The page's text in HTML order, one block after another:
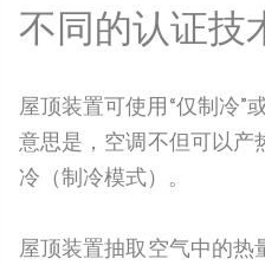
不同的认证技
屋顶装置可使用“仅制冷”
意思是，空调不但可以产
冷（制冷模式）。
屋顶装置抽取空气中的